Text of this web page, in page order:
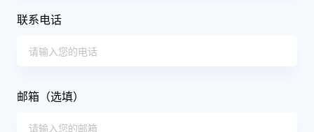
联系电话
邮箱（选填）